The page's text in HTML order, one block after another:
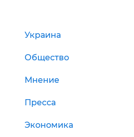
Украина
Общество
Мнение
Пресса
Экономика